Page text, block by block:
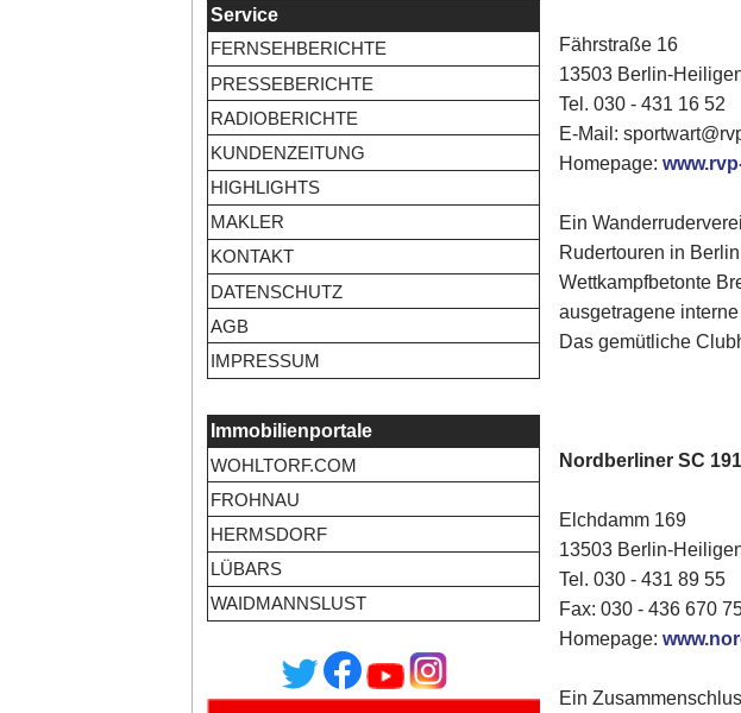
Service
FERNSEHBERICHTE
PRESSEBERICHTE
RADIOBERICHTE
KUNDENZEITUNG
HIGHLIGHTS
MAKLER
KONTAKT
DATENSCHUTZ
AGB
IMPRESSUM
Immobilienportale
WOHLTORF.COM
FROHNAU
HERMSDORF
LÜBARS
WAIDMANNSLUST
Fährstraße 16
13503 Berlin-
Tel. 030 - 431 16 52
E-Mail:
Homepage:
Ein
Rudertouren in
Wettkampfbetonte
ausgetragene
Das gemütliche
Nordberliner SC
Elchdamm 169
13503 Berlin-
Tel. 030 - 431 89 55
Fax: 030 - 436 670
Homepage:
Ein